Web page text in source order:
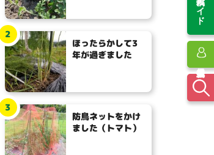
ほったらかして3
年が過ぎました
2
防鳥ネットをかけ
ました（トマト）
3